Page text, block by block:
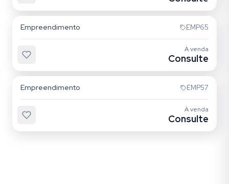
Empreendimento EMP65
À venda
Consulte
Empreendimento EMP57
À venda
Consulte